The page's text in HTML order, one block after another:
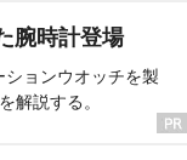
腕時計登場
ョンウオッチを製
解説する。